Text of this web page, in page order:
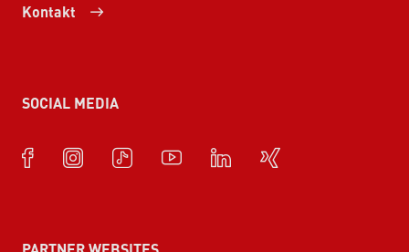
Kontakt
SOCIAL MEDIA